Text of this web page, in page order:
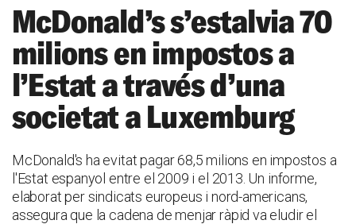
McDonald’s s’estalvia 70
milions en impostos a
l’Estat a través d’una
societat a Luxemburg
McDonald's ha evitat pagar 68,5 milions en impostos a
l'Estat espanyol entre el 2009 i el 2013. Un informe,
elaborat per sindicats europeus i nord-americans,
assegura que la cadena de menjar ràpid va eludir el